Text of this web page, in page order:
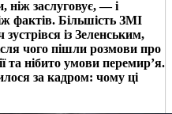
ніж заслуговує, — і
фактів. Більшість ЗМІ
із Зеленським,
чого пішли розмови про
та нібито умови перемир’я.
за кадром: чому ці